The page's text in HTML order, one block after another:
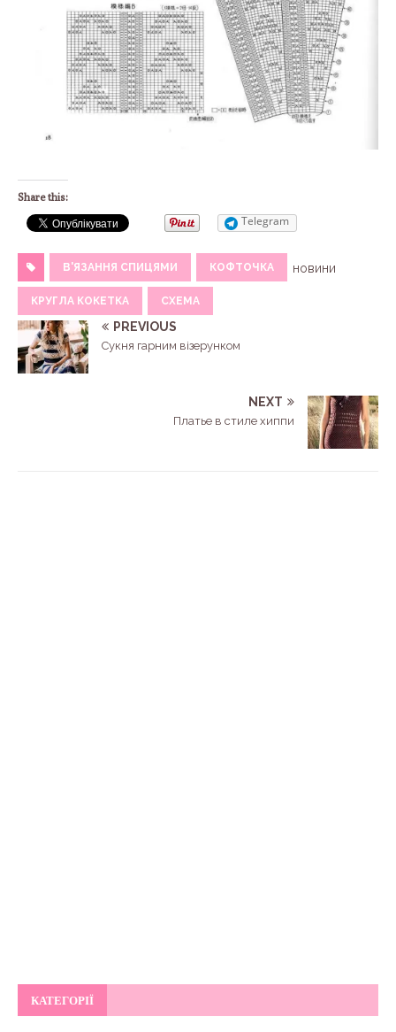
Share this:
Telegram
В'ЯЗАННЯ СПИЦЯМИ КОФТОЧКА
КРУГЛА КОКЕТКА СХЕМА
новини
PREVIOUS
Сукня гарним візерунком
NEXT
Платье в стиле хиппи
КАТЕГОРІЇ